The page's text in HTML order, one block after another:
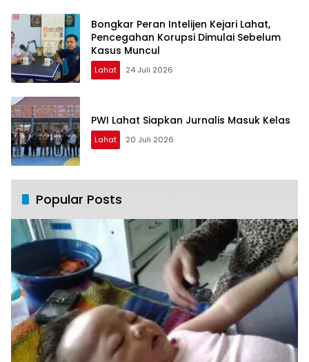
Bongkar Peran Intelijen Kejari Lahat,
Pencegahan Korupsi Dimulai Sebelum
Kasus Muncul
Lahat 24 Juli 2026
PWI Lahat Siapkan Jurnalis Masuk Kelas
Lahat 20 Juli 2026
Popular Posts